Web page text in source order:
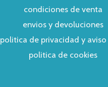
condiciones de venta
envios y devoluciones
politica de privacidad y
politica de cookies